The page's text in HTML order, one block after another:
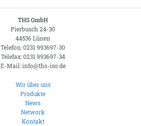
THS GmbH
Pierbusch 24-30
44536 Lünen
Telefon: 0231 993697-30
Telefax: 0231 993697-34
E-Mail: info@ths-iso.de
Wir über uns
Produkte
News
Network
Kontakt